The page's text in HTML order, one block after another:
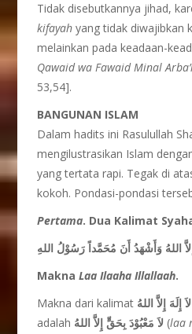
Tidak disebutkannya jihad,
kifayah yang tidak diwajibkan
melainkan pada keadaan-
Qawaid wa Fawaid Minal
53,54].
BANGUNAN ISLAM
Dalam hadits ini Rasulullah
mengilustrasikan Islam
yang tertata rapi. Tegak di
kokoh. Pondasi-pondasi
Pertama. Dua Kalimat
اللهُ وَأَشْهَدُ أَنَ مُحَمَّداً رَسُوْلُ اللهِ
MaknaLaa Ilaaha Illallaah.
Makna dari kalimat لاَ إِلَهَ إِلاَّ اللهُ
adalah لاَ مَعْبُوْدَ بِحَقٍّ إِلاَّ اللهُ (laa